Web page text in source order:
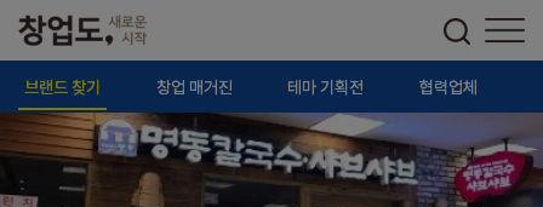
브랜드 찾기 창업 매거진 테마 기획전 협력업체